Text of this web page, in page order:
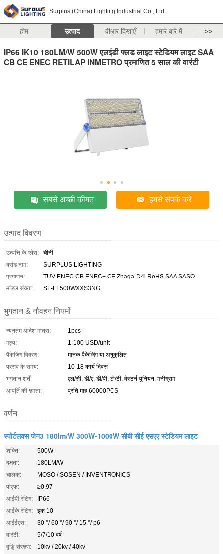
Surplus (China) Lighting Industrial Co., Ltd
होम उत्पाद वीआर दिखाएँ हमारे बारे में >>
IP66 IK10 180LM/W 500W एलईडी फ्लड लाइट स्टेडियम लाइट SAA
CB CE ENEC RETILAP INMETRO प्रमाणित 5 साल की वारंटी
सबसे अच्छी कीमत हमसे संपर्क करें
उत्पाद विवरण
उत्पत्ति के प्लेस:
चीनी
ब्रांड नाम:
SURPLUS LIGHTING
प्रमाणन:
TUV ENEC CB ENEC+ CE Zhaga-D4i RoHS SAA SASO
मॉडल संख्या:
SL-FL500WXXS3NG
भुगतान & नौवहन नियमों
न्यूनतम आदेश मात्रा:
1pcs
मूल्य:
1-100 USD/unit
पैकेजिंग विवरण:
मानक पैकेजिंग या अनुकूलित
प्रसव के समय:
10-18 कार्य दिवस
भुगतान शर्तें:
एल/सी, डी/ए, डी/पी, टी/टी, वेस्टर्न यूनियन, मनीग्राम
आपूर्ति की क्षमता:
प्रति माह 60000PCS
वर्णन
स्पोर्टलक्स जेन3 180lm/W 300W-1000W सीबी सीई एसएए स्टेडियम लाइट
शक्ति:
500W
दक्षता:
180LM/W
चालक:
MOSO / SOSEN / INVENTRONICS
पीएफ:
≥0.97
आईपी रेटिंग:
IP66
आईके रेटिंग:
इक 10
आईईएस:
30 °/ 60 °/ 90 °/ 15 °/ p6
वारंटी:
5/7/10 वर्ष
वृद्धि संरक्षण:
10kv / 20kv / 40kv